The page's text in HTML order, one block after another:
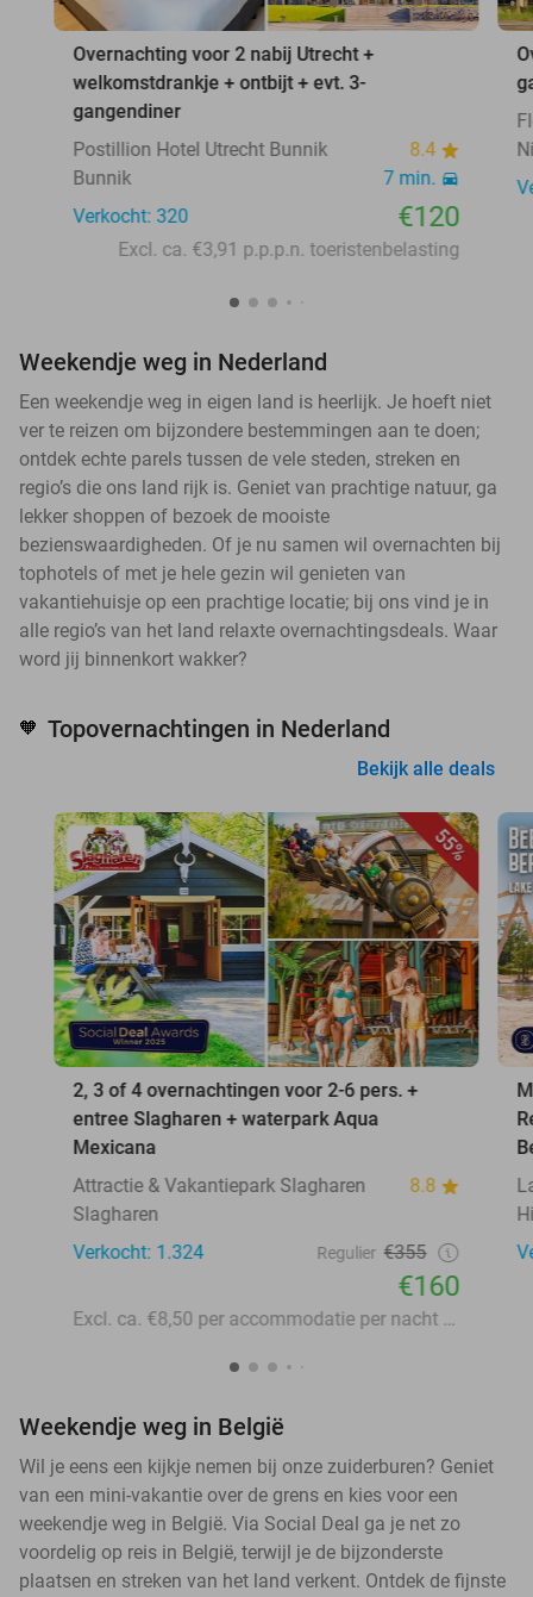
Overnachting voor 2 nabij Utrecht +
welkomstdrankje + ontbijt + evt. 3-
gangendiner
Postillion Hotel Utrecht Bunnik
8.4
Bunnik
7 min.
Verkocht: 320
€120
Excl. ca. €3,91 p.p.p.n. toeristenbelasting
Weekendje weg in Nederland
Een weekendje weg in eigen land is heerlijk. Je hoeft niet
ver te reizen om bijzondere bestemmingen aan te doen;
ontdek echte parels tussen de vele steden, streken en
regio’s die ons land rijk is. Geniet van prachtige natuur, ga
lekker shoppen of bezoek de mooiste
bezienswaardigheden. Of je nu samen wil overnachten bij
tophotels of met je hele gezin wil genieten van
vakantiehuisje op een prachtige locatie; bij ons vind je in
alle regio’s van het land relaxte overnachtingsdeals. Waar
word jij binnenkort wakker?
🧡 Topovernachtingen in Nederland
Bekijk alle deals
55%
2, 3 of 4 overnachtingen voor 2-6 pers. +
entree Slagharen + waterpark Aqua
Mexicana
Attractie & Vakantiepark Slagharen
8.8
Slagharen
Verkocht: 1.324
Regulier €355
€160
Excl. ca. €8,50 per accommodatie per nacht aan lokale heffingen
Weekendje weg in België
Wil je eens een kijkje nemen bij onze zuiderburen? Geniet
van een mini-vakantie over de grens en kies voor een
weekendje weg in België. Via Social Deal ga je net zo
voordelig op reis in België, terwijl je de bijzonderste
plaatsen en streken van het land verkent. Ontdek de fijnste